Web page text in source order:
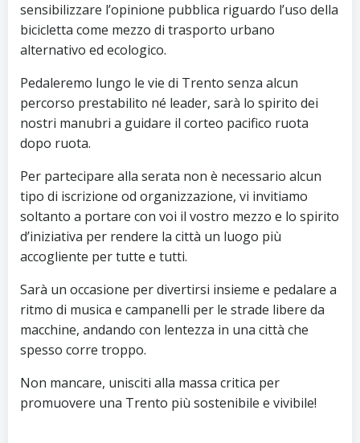
sensibilizzare l’opinione pubblica riguardo l’uso della
bicicletta come mezzo di trasporto urbano
alternativo ed ecologico.
Pedaleremo lungo le vie di Trento senza alcun
percorso prestabilito né leader, sarà lo spirito dei
nostri manubri a guidare il corteo pacifico ruota
dopo ruota.
Per partecipare alla serata non è necessario alcun
tipo di iscrizione od organizzazione, vi invitiamo
soltanto a portare con voi il vostro mezzo e lo spirito
d’iniziativa per rendere la città un luogo più
accogliente per tutte e tutti.
Sarà un occasione per divertirsi insieme e pedalare a
ritmo di musica e campanelli per le strade libere da
macchine, andando con lentezza in una città che
spesso corre troppo.
Non mancare, unisciti alla massa critica per
promuovere una Trento più sostenibile e vivibile!